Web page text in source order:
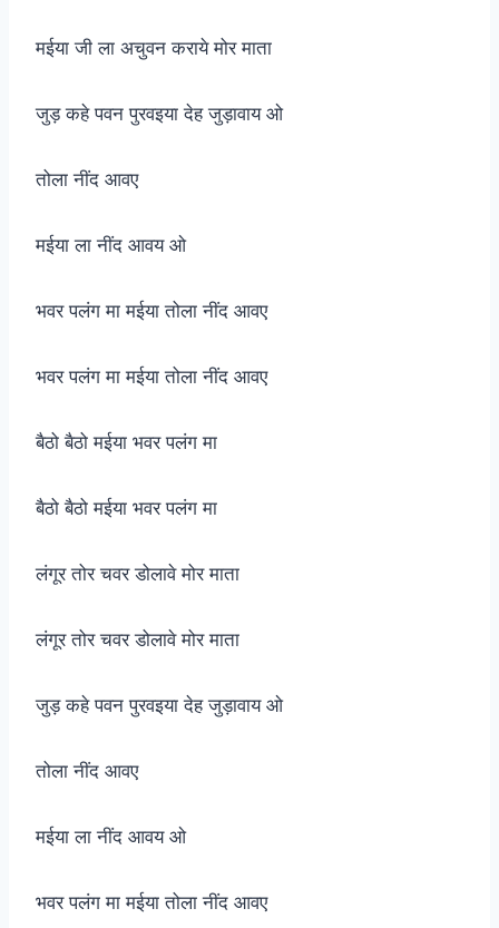
मईया जी ला अचुवन कराये मोर माता
जुड़ कहे पवन पुरवइया देह जुड़ावाय ओ
तोला नींद आवए
मईया ला नींद आवय ओ
भवर पलंग मा मईया तोला नींद आवए
भवर पलंग मा मईया तोला नींद आवए
बैठो बैठो मईया भवर पलंग मा
बैठो बैठो मईया भवर पलंग मा
लंगूर तोर चवर डोलावे मोर माता
लंगूर तोर चवर डोलावे मोर माता
जुड़ कहे पवन पुरवइया देह जुड़ावाय ओ
तोला नींद आवए
मईया ला नींद आवय ओ
भवर पलंग मा मईया तोला नींद आवए